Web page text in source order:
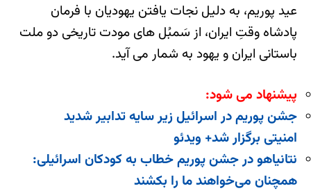
عید پوریم، به دلیل نجات یافتن یهودیان با فرمان
پادشاه وقتِ ایران، از سَمبُل های مودت تاریخی دو ملت
باستانی ایران و یهود به شمار می آید.
پیشنهاد می شود:
جشن پوریم در اسرائیل زیر سایه تدابیر شدید
امنیتی برگزار شد+ ویدئو
نتانیاهو در جشن پوریم خطاب به کودکان اسرائیلی:
همچنان می‌خواهند ما را بکشند